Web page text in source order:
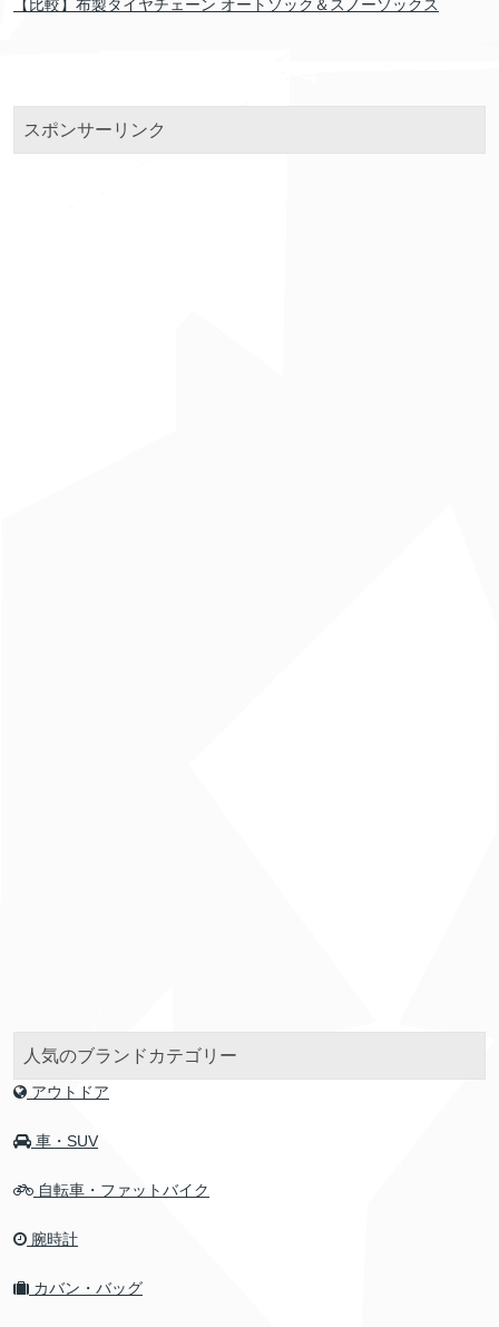
【比較】布製タイヤチェーン オートソック＆スノーソックス
スポンサーリンク
人気のブランドカテゴリー
アウトドア
車・SUV
自転車・ファットバイク
腕時計
カバン・バッグ